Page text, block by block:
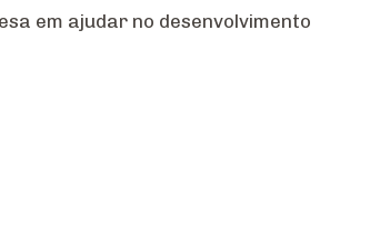
em ajudar no desenvolvimento